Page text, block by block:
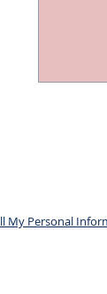
My Personal